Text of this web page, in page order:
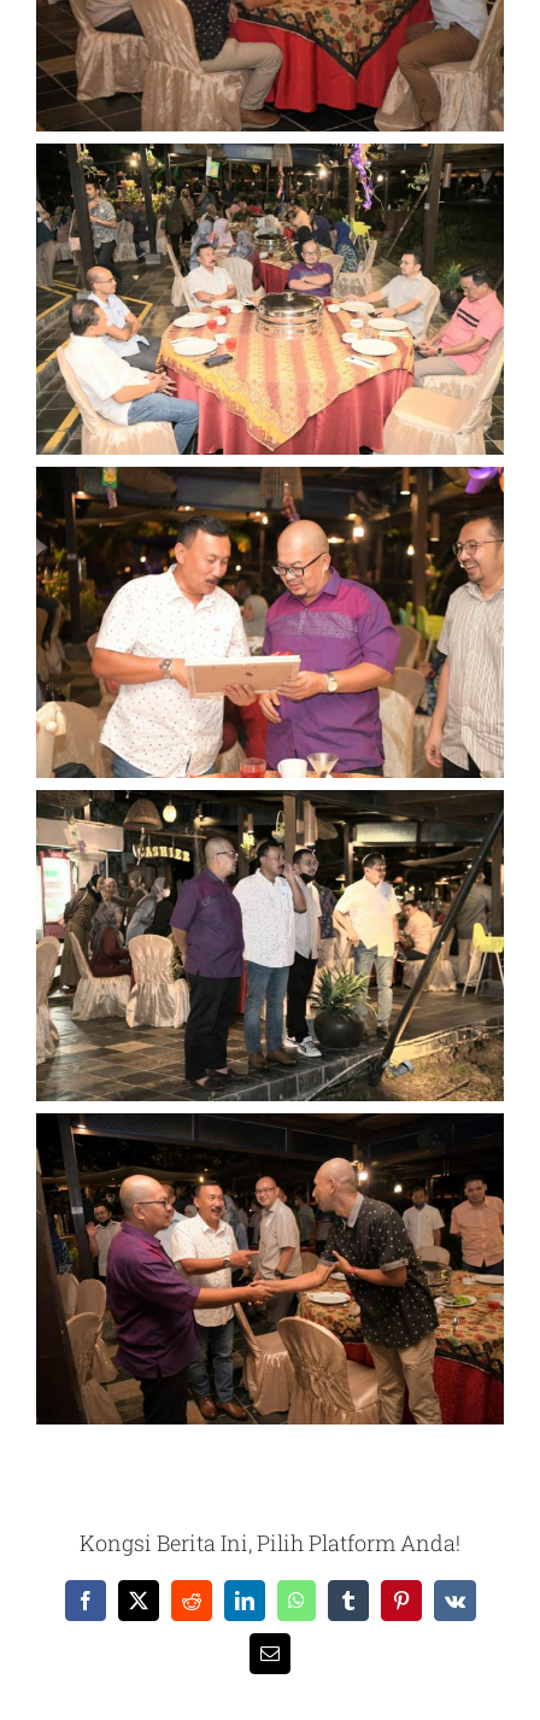
Kongsi Berita Ini, Pilih Platform Anda!
Facebook
X RedditLinkedInWhatsAppTumblrPinterest
Vk
Email